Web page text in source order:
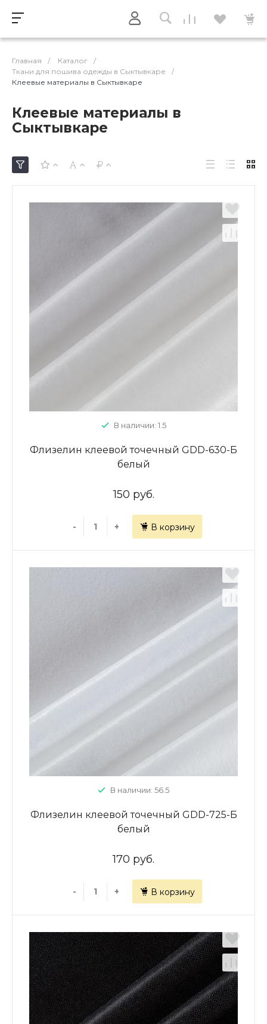
Главная / Каталог
/
Ткани для пошива одежды в Сыктывкаре
/
Клеевые материалы в Сыктывкаре
Клеевые материалы в
Сыктывкаре
В наличии: 1.5
Флизелин клеевой точечный GDD-630-Б
белый
150 руб.
- + В корзину
В наличии: 56.5
Флизелин клеевой точечный GDD-725-Б
белый
170 руб.
- + В корзину